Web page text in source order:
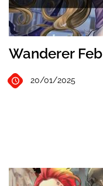
Wanderer
20/01/2025